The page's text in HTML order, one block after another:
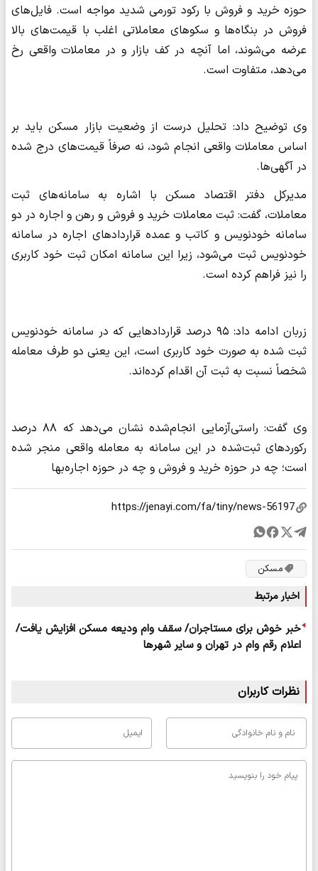
حوزه خرید و فروش با رکود تورمی شدید مواجه است. فایل‌های
فروش در بنگاه‌ها و سکوهای معاملاتی اغلب با قیمت‌های بالا
عرضه می‌شوند، اما آنچه در کف بازار و در معاملات واقعی رخ
می‌دهد، متفاوت است.
وی توضیح داد:‌ تحلیل درست از وضعیت بازار مسکن باید بر
اساس معاملات واقعی انجام شود، نه صرفاً قیمت‌های درج‌ شده
در آگهی‌ها.
مدیرکل دفتر اقتصاد مسکن با اشاره به سامانه‌های ثبت
معاملات، گفت: ثبت معاملات خرید و فروش و رهن و اجاره در دو
سامانه خودنویس و کاتب و عمده قراردادهای اجاره در سامانه
خودنویس ثبت می‌شود، زیرا این سامانه امکان ثبت خود کاربری
را نیز فراهم کرده است.
زربان ادامه داد: ۹۵ درصد قراردادهایی که در سامانه خودنویس
ثبت شده به صورت خود کاربری است، این یعنی دو طرف معامله
شخصاً نسبت به ثبت آن اقدام کرده‌اند.
وی گفت:‌ راستی‌آزمایی انجام‌شده نشان می‌دهد که ۸۸ درصد
رکوردهای ثبت‌شده در این سامانه به معامله واقعی منجر شده
است؛ چه در حوزه خرید و فروش و چه در حوزه اجاره‌بها
مسکن
اخبار مرتبط
خبر خوش برای مستاجران/ سقف وام ودیعه مسکن افزایش یافت/
اعلام رقم وام در تهران و سایر شهرها
نظرات کاربران